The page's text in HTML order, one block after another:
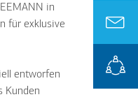
in
für exklusive
entworfen
Kunden